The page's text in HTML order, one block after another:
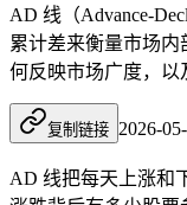
AD 线（Advance-
累计差来衡量市场
何反映市场广度，以
复制链接 2026-
AD 线把每天上涨和